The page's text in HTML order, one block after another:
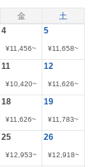
金 土
4
¥11,456~
5
¥11,658~
11
¥10,420~
12
¥11,626~
18
¥11,626~
19
¥11,783~
25
¥12,953~
26
¥12,918~